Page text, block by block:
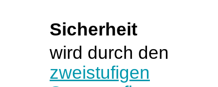
Sicherheit
wird durch den
zweistufigen